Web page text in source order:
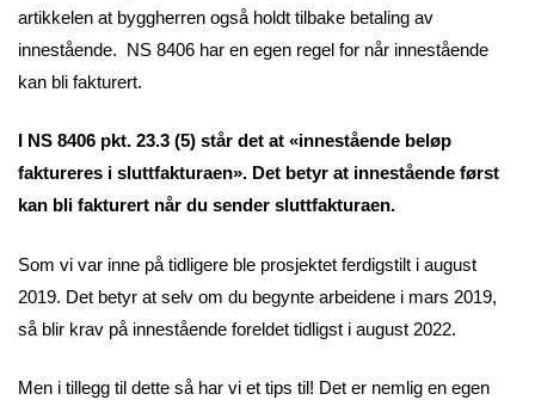
artikkelen at byggherren også holdt tilbake betaling av
innestående. NS 8406 har en egen regel for når innestående
kan bli fakturert.
I NS 8406 pkt. 23.3 (5) står det at «innestående beløp
faktureres i sluttfakturaen». Det betyr at innestående først
kan bli fakturert når du sender sluttfakturaen.
Som vi var inne på tidligere ble prosjektet ferdigstilt i august
2019. Det betyr at selv om du begynte arbeidene i mars 2019,
så blir krav på innestående foreldet tidligst i august 2022.
Men i tillegg til dette så har vi et tips til! Det er nemlig en egen